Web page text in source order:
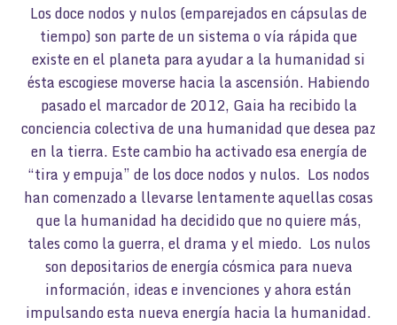
Los doce nodos y nulos (emparejados en cápsulas de
tiempo) son parte de un sistema o vía rápida que
existe en el planeta para ayudar a la humanidad si
ésta escogiese moverse hacia la ascensión. Habiendo
pasado el marcador de 2012, Gaia ha recibido la
conciencia colectiva de una humanidad que desea paz
en la tierra. Este cambio ha activado esa energía de
“tira y empuja” de los doce nodos y nulos. Los nodos
han comenzado a llevarse lentamente aquellas cosas
que la humanidad ha decidido que no quiere más,
tales como la guerra, el drama y el miedo. Los nulos
son depositarios de energía cósmica para nueva
información, ideas e invenciones y ahora están
impulsando esta nueva energía hacia la humanidad.